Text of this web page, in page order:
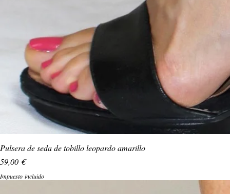
Pulsera de seda de tobillo leopardo amarillo
Precio
59,00 €
Impuesto incluido